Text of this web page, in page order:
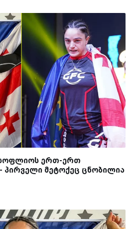
ერთ-ერთ
პირველი მეტოქეც ცნობილია